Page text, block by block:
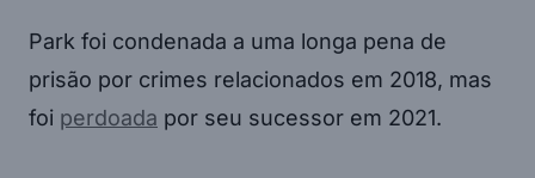
Park foi condenada a uma longa pena de
prisão por crimes relacionados em 2018, mas
foi perdoada por seu sucessor em 2021.